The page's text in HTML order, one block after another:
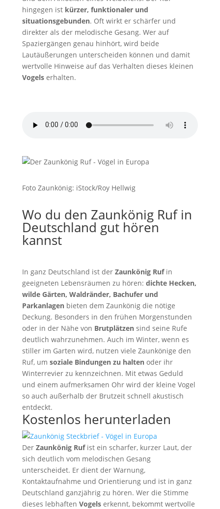
hingegen ist kürzer, funktionaler und
situationsgebunden. Oft wirkt er schärfer und
direkter als der melodische Gesang. Wer auf
Spaziergängen genau hinhört, wird beide
Lautäußerungen unterscheiden können und damit
wertvolle Hinweise auf das Verhalten dieses kleinen
Vogelserhalten.
Foto Zaunkönig: iStock/Roy Hellwig
Wo du den Zaunkönig Ruf in
Deutschland gut hören
kannst
In ganz Deutschland ist der Zaunkönig Rufin
geeigneten Lebensräumen zu hören: dichte Hecken,
wilde Gärten, Waldränder, Bachufer und
Parkanlagenbieten dem Zaunkönig die nötige
Deckung. Besonders in den frühen Morgenstunden
oder in der Nähe von Brutplätzensind seine Rufe
deutlich wahrzunehmen. Auch im Winter, wenn es
stiller im Garten wird, nutzen viele Zaunkönige den
Ruf, um soziale Bindungen zu haltenoder ihr
Winterrevier zu kennzeichnen. Mit etwas Geduld
und einem aufmerksamen Ohr wird der kleine Vogel
so auch außerhalb der Brutzeit schnell akustisch
entdeckt.
Kostenlos herunterladen
Der Zaunkönig Rufist ein scharfer, kurzer Laut, der
sich deutlich vom melodischen Gesang
unterscheidet. Er dient der Warnung,
Kontaktaufnahme und Orientierung und ist in ganz
Deutschland ganzjährig zu hören. Wer die Stimme
dieses lebhaften Vogelserkennt, bekommt wertvolle